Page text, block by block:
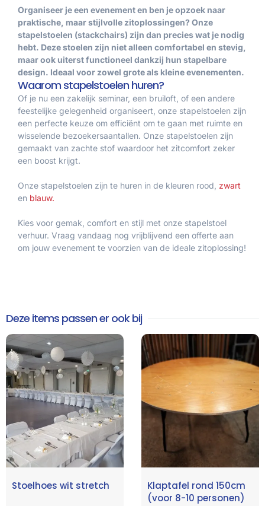
Organiseer je een evenement en ben je opzoek naar
praktische, maar stijlvolle zitoplossingen? Onze
stapelstoelen (stackchairs) zijn dan precies wat je nodig
hebt. Deze stoelen zijn niet alleen comfortabel en stevig,
maar ook uiterst functioneel dankzij hun stapelbare
design. Ideaal voor zowel grote als kleine evenementen.
Waarom stapelstoelen huren?
Of je nu een zakelijk seminar, een bruiloft, of een andere
feestelijke gelegenheid organiseert, onze stapelstoelen zijn
een perfecte keuze om efficiënt om te gaan met ruimte en
wisselende bezoekersaantallen. Onze stapelstoelen zijn
gemaakt van zachte stof waardoor het zitcomfort zeker
een boost krijgt.
Onze stapelstoelen zijn te huren in de kleuren rood, zwart
en blauw.
Kies voor gemak, comfort en stijl met onze stapelstoel
verhuur. Vraag vandaag nog vrijblijvend een offerte aan
om jouw evenement te voorzien van de ideale zitoplossing!
Deze items passen er ook bij
Stoelhoes wit stretch
Klaptafel rond 150cm
(voor 8-10 personen)